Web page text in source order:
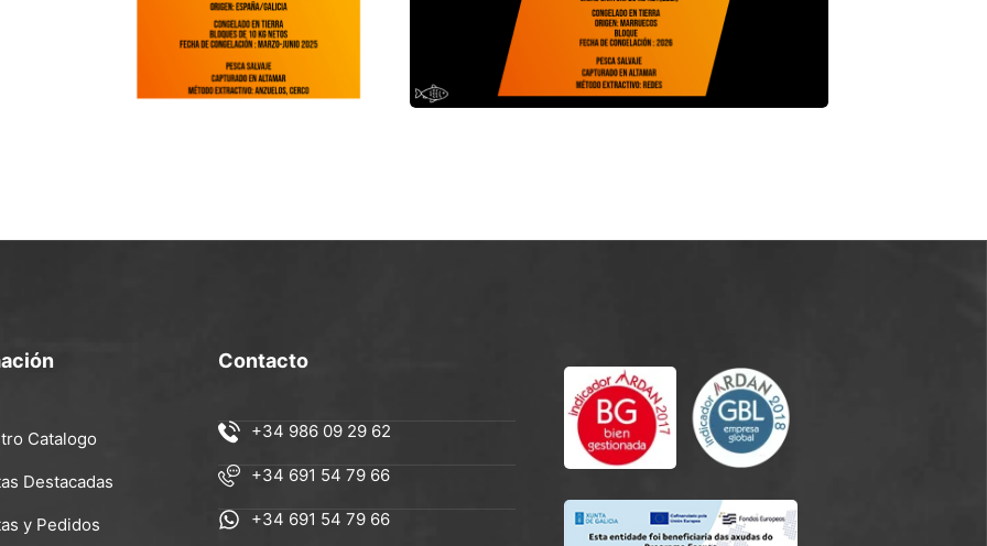
Catalogo
Destacadas
y Pedidos
Contacto
+34 986 09 29 62
+34 691 54 79 66
+34 691 54 79 66